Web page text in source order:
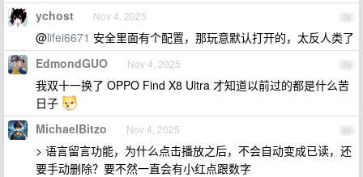
58
ychost Nov 4, 2025
@lifei6671 安全里面有个配置，那玩意默认打开的，太反人类了
59
EdmondGUO Nov 4, 2025
我双十一换了 OPPO Find X8 Ultra 才知道以前过的都是什么苦
日子
60
MichaelBitzo Nov 4, 2025
> 语言留言功能，为什么点击播放之后，不会自动变成已读，还
要手动删除？要不然一直会有小红点跟数字